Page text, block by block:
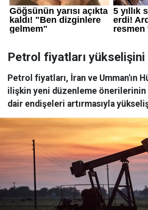
Petrol fiyatları
Petrol fiyatları, İran ve Umman'ın
ilişkin yeni düzenleme
dair endişeleri artırmasıyla